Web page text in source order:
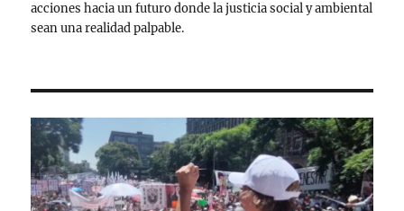
acciones hacia un futuro donde la justicia social y ambiental
sean una realidad palpable.